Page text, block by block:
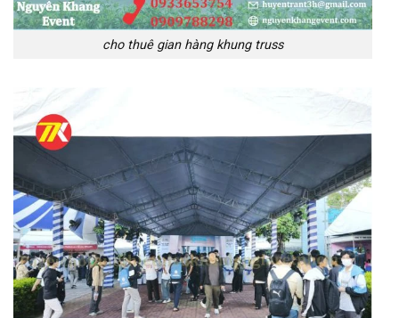
cho thuê gian hàng khung truss